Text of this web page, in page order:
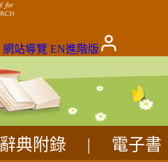
網站導覽 EN進階版
辭典附錄 電子書